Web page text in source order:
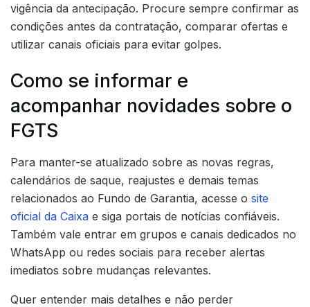
vigência da antecipação. Procure sempre confirmar as
condições antes da contratação, comparar ofertas e
utilizar canais oficiais para evitar golpes.
Como se informar e
acompanhar novidades sobre o
FGTS
Para manter-se atualizado sobre as novas regras,
calendários de saque, reajustes e demais temas
relacionados ao Fundo de Garantia, acesse o site
oficial da Caixa e siga portais de notícias confiáveis.
Também vale entrar em grupos e canais dedicados no
WhatsApp ou redes sociais para receber alertas
imediatos sobre mudanças relevantes.
Quer entender mais detalhes e não perder